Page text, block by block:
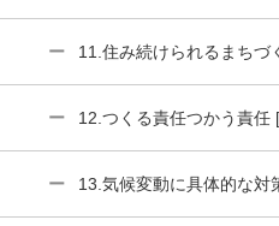
11.住み続けられるまちづ
12.つくる責任つかう責任
13.気候変動に具体的な対